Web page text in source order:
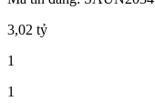
3,02 tỷ
1
1